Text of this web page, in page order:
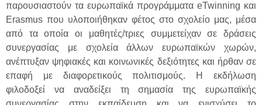
παρουσιαστούν τα ευρωπαϊκά προγράμματα eTwinning και
Erasmus που υλοποιήθηκαν φέτος στο σχολείο μας, μέσα
από τα οποία οι μαθητές/τριες συμμετείχαν σε δράσεις
συνεργασίας με σχολεία άλλων ευρωπαϊκών χωρών,
ανέπτυξαν ψηφιακές και κοινωνικές δεξιότητες και ήρθαν σε
επαφή με διαφορετικούς πολιτισμούς. Η εκδήλωση
φιλοδοξεί να αναδείξει τη σημασία της ευρωπαϊκής